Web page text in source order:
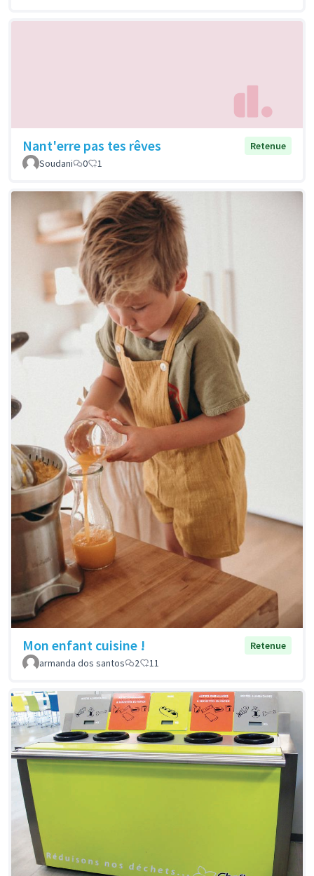
Nant'erre pas tes rêves
Retenue
Soudani
0 1
Mon enfant cuisine !
Retenue
armanda dos santos
2 11